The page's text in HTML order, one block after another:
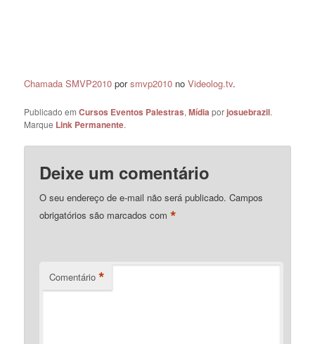
Chamada SMVP2010 porsmvp2010 noVideolog.tv.
Publicado emCursos Eventos Palestras,Mídia porjosuebrazil.
Marque Link Permanente.
Deixe um comentário
O seu endereço de e-mail não será publicado. Campos
obrigatórios são marcados com*
Comentário *